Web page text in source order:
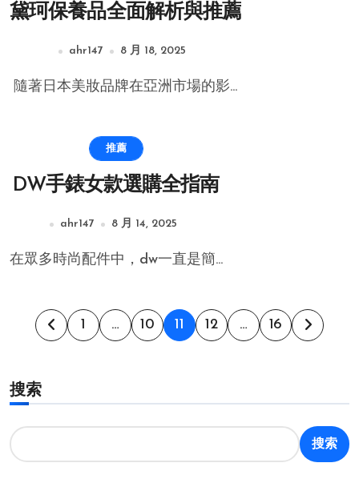
黛珂保養品全面解析與推薦
ahr147 8 月 18, 2025
隨著日本美妝品牌在亞洲市場的影...
推薦
DW手錶女款選購全指南
ahr147 8 月 14, 2025
在眾多時尚配件中，dw一直是簡...
文
分
页
1 … 10 11 12 … 16
搜索
搜索